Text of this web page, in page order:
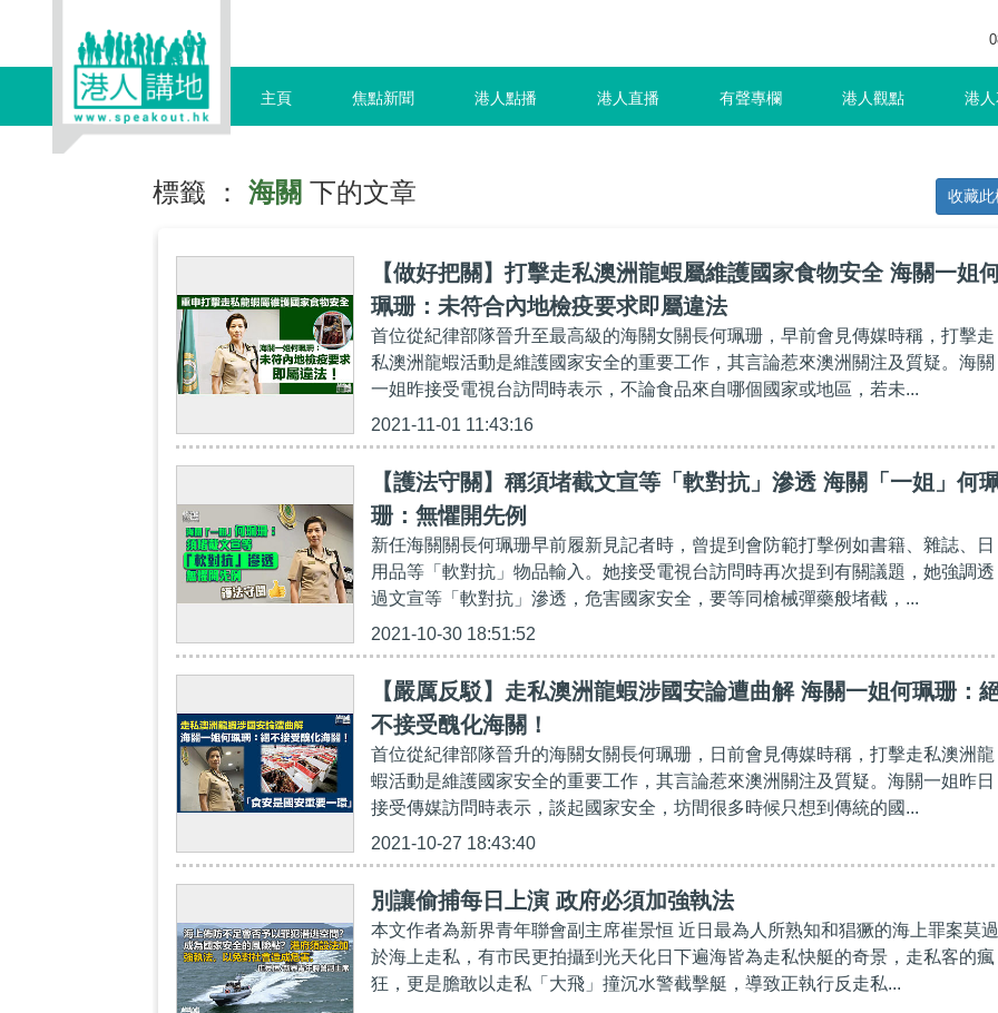
主頁 焦點新聞 港人點播 港人直播 有聲專欄 港人觀點 港
標籤 ： 海關 下的文章 收藏此
【做好把關】打擊走私澳洲龍蝦屬維護國家食物安全 海關一姐
珮珊：未符合內地檢疫要求即屬違法
首位從紀律部隊晉升至最高級的海關女關長何珮珊，早前會見傳媒時稱，打擊走
私澳洲龍蝦活動是維護國家安全的重要工作，其言論惹來澳洲關注及質疑。海關
一姐昨接受電視台訪問時表示，不論食品來自哪個國家或地區，若未...
2021-11-01 11:43:16
【護法守關】稱須堵截文宣等「軟對抗」滲透 海關「一姐」何
珊：無懼開先例
新任海關關長何珮珊早前履新見記者時，曾提到會防範打擊例如書籍、雜誌、日
用品等「軟對抗」物品輸入。她接受電視台訪問時再次提到有關議題，她強調透
過文宣等「軟對抗」滲透，危害國家安全，要等同槍械彈藥般堵截，...
2021-10-30 18:51:52
【嚴厲反駁】走私澳洲龍蝦涉國安論遭曲解 海關一姐何珮珊：
不接受醜化海關！
首位從紀律部隊晉升的海關女關長何珮珊，日前會見傳媒時稱，打擊走私澳洲龍
蝦活動是維護國家安全的重要工作，其言論惹來澳洲關注及質疑。海關一姐昨日
接受傳媒訪問時表示，談起國家安全，坊間很多時候只想到傳統的國...
2021-10-27 18:43:40
別讓偷捕每日上演 政府必須加強執法
本文作者為新界青年聯會副主席崔景恒 近日最為人所熟知和猖獗的海上罪案莫過
於海上走私，有市民更拍攝到光天化日下遍海皆為走私快艇的奇景，走私客的瘋
狂，更是膽敢以走私「大飛」撞沉水警截擊艇，導致正執行反走私...